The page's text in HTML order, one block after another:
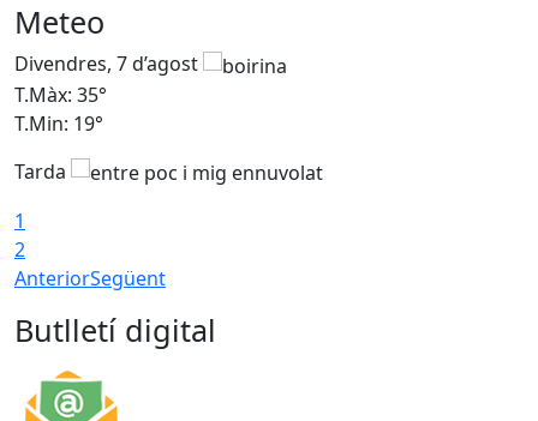
Meteo
Divendres, 7 d’agost
T.Màx: 35°
T.Min: 19°
Tarda
1
2
AnteriorSegüent
Butlletí digital